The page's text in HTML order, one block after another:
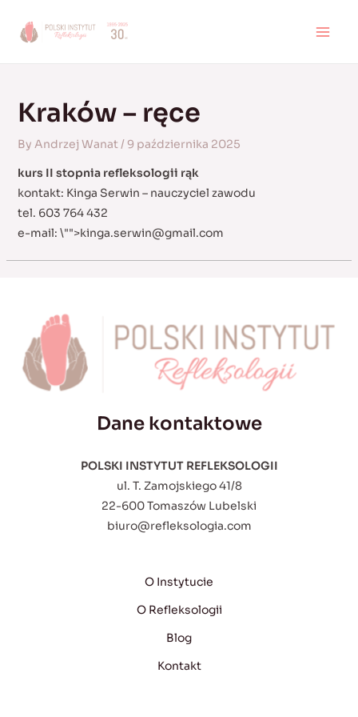
Kraków – ręce
By Andrzej Wanat/ 9 października 2025
kurs II stopnia refleksologii rąk
kontakt: Kinga Serwin – nauczyciel zawodu
tel. 603 764 432
e-mail: \"">kinga.serwin@gmail.com
Dane kontaktowe
POLSKI INSTYTUT REFLEKSOLOGII
ul. T. Zamojskiego 41/8
22-600 Tomaszów Lubelski
biuro@refleksologia.com
O Instytucie
O Refleksologii
Blog
Kontakt